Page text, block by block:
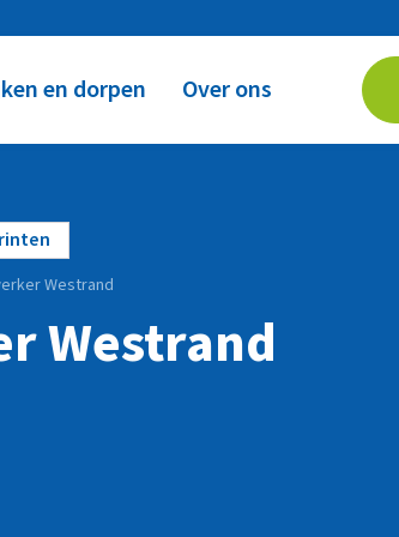
en dorpen Over ons
Westrand
Westrand